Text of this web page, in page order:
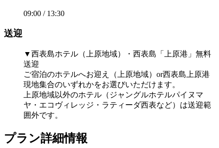
09:00 / 13:30
送迎
▼西表島ホテル（上原地域）・西表島「上原港」無料
送迎
ご宿泊のホテルへお迎え（上原地域）or西表島上原港
現地集合のいずれかをお選びいただけます。
上原地域以外のホテル（ジャングルホテルパイヌマ
ヤ・エコヴィレッジ・ラティーダ西表など）は送迎範
囲外です。
プラン詳細情報